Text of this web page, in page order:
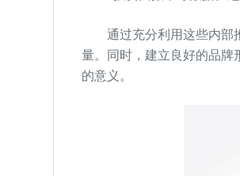
通过充分利用这些内部推
量。同时，建立良好的品牌
的意义。